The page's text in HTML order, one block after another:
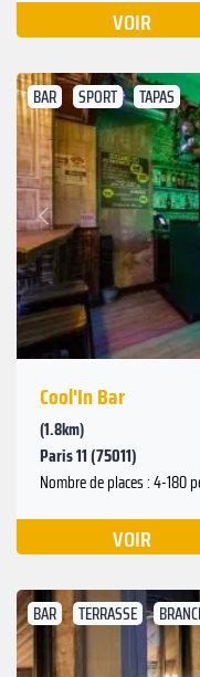
VOIR
BAR SPORT TAPAS
Précédent
Cool'In Bar
(1.8km)
Paris 11 (75011)
Nombre de places : 4-180
VOIR
BAR TERRASSE